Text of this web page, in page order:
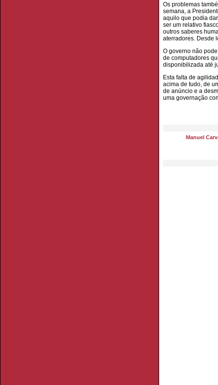
Os problemas
semana, a
aquilo que podia
ser um relativo
outros saberes
aterradores. Desde
O governo não
de computadores
disponibilizada até
Esta falta de
acima de tudo, de
de anúncio e a
uma governação
Manuel